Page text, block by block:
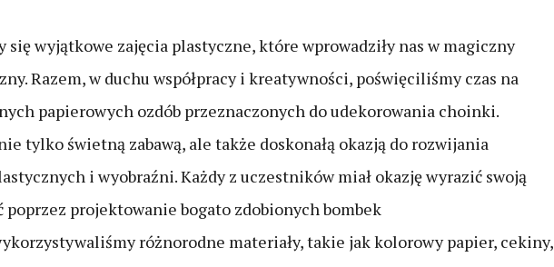
się wyjątkowe zajęcia plastyczne, które wprowadziły nas w magiczny
Razem, w duchu współpracy i kreatywności, poświęciliśmy czas na
papierowych ozdób przeznaczonych do udekorowania choinki.
tylko świetną zabawą, ale także doskonałą okazją do rozwijania
i wyobraźni. Każdy z uczestników miał okazję wyrazić swoją
projektowanie bogato zdobionych bombek
różnorodne materiały, takie jak kolorowy papier, cekiny,